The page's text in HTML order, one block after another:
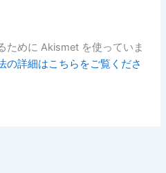
ために Akismet を使っていま
の詳細はこちらをご覧くださ